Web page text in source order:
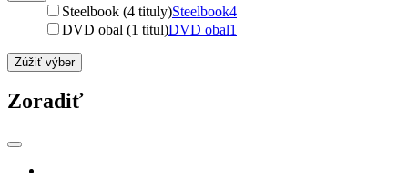
Steelbook (4 tituly)Steelbook4
DVD obal (1 titul)DVD obal1
Zúžiť výber
Zoradiť